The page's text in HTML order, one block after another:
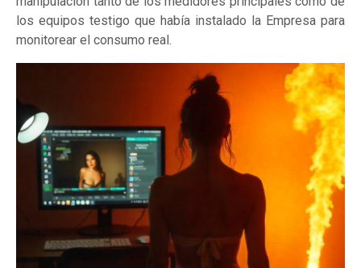
los equipos testigo que había instalado la Empresa para
monitorear el consumo real.